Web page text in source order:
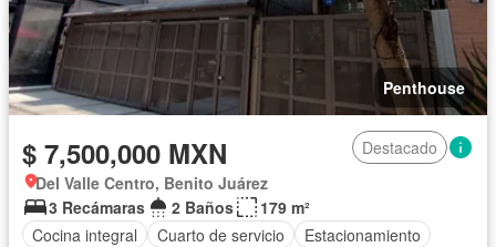
Penthouse
$ 7,500,000 MXN
Destacado
Del Valle Centro, Benito Juárez
3 Recámaras
2 Baños
179 m²
Cocina integral
Cuarto de servicio
Estacionamiento